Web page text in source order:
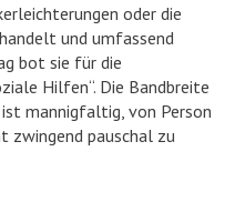
oder die
und umfassend
bot sie für die
Hilfen“. Die Bandbreite
mannigfaltig, von Person
zwingend pauschal zu